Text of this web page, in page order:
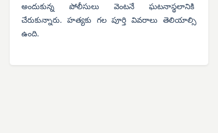
అందుకున్న పోలీసులు వెంటనే ఘటనాస్థలానికి
చేరుకున్నారు. హత్యకు గల పూర్తి వివరాలు తెలియాల్సి
ఉంది.